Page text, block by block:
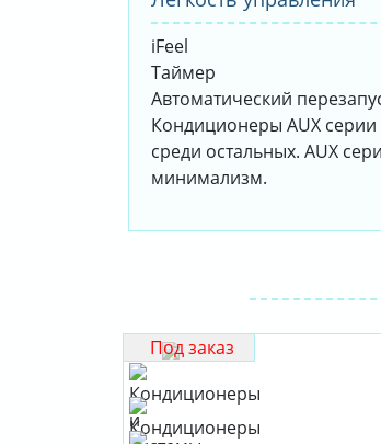
iFeel
Таймер
Автоматический
Кондиционеры AUX
среди остальных. AUX
минимализм.
Под заказ